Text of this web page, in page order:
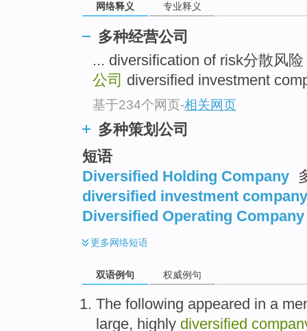
网络释义 专业释义
多种经营公司
... diversification of risk分散风险
公司 diversified investment
基于234个网页-相关网页
多种策划公司
短语
Diversified Holding Company
diversified investment company
Diversified Operating Company
更多网络短语
双语例句 权威例句
The following appeared in a
large, highly diversified